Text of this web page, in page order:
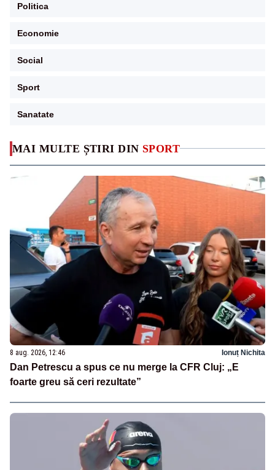
MAI MULTE ȘTIRI DIN SPORT
8 aug. 2026, 12:46 Ionuț Nichita
Dan Petrescu a spus ce nu merge la CFR Cluj: „E
foarte greu să ceri rezultate”
Politica
Economie
Social
Sport
Sanatate